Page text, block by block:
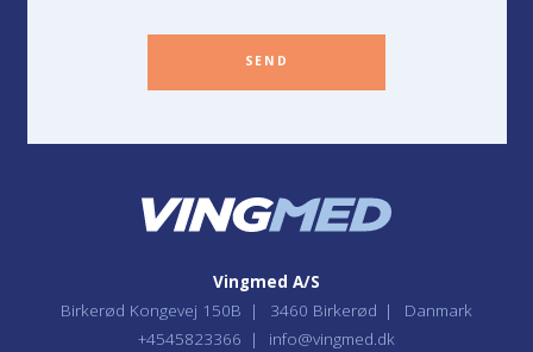
SEND
Vingmed A/S
Birkerød Kongevej 150B
3460 Birkerød
Danmark
+4545823366
info@vingmed.dk